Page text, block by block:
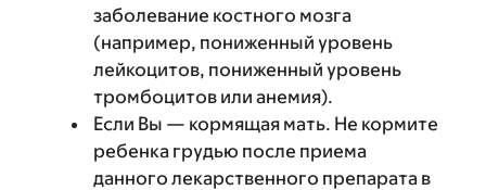
заболевание костного мозга
(например, пониженный уровень
лейкоцитов, пониженный уровень
тромбоцитов или анемия).
Если Вы — кормящая мать. Не кормите
ребенка грудью после приема
данного лекарственного препарата в